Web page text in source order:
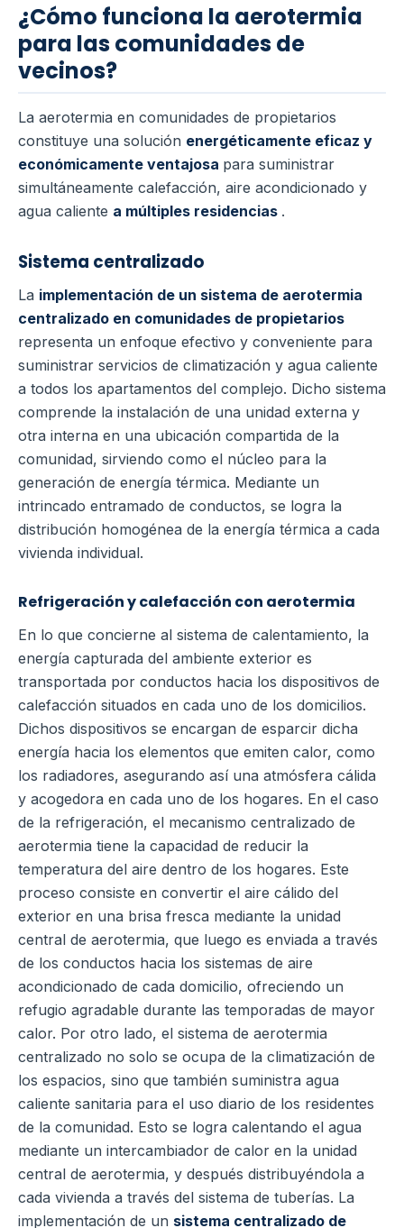
¿Cómo funciona la aerotermia
para las comunidades de
vecinos?
La aerotermia en comunidades de propietarios
constituye una solución energéticamente eficaz y
económicamente ventajosa para suministrar
simultáneamente calefacción, aire acondicionado y
agua caliente a múltiples residencias .
Sistema centralizado
La implementación de un sistema de aerotermia
centralizado en comunidades de propietarios
representa un enfoque efectivo y conveniente para
suministrar servicios de climatización y agua caliente
a todos los apartamentos del complejo. Dicho sistema
comprende la instalación de una unidad externa y
otra interna en una ubicación compartida de la
comunidad, sirviendo como el núcleo para la
generación de energía térmica. Mediante un
intrincado entramado de conductos, se logra la
distribución homogénea de la energía térmica a cada
vivienda individual.
Refrigeración y calefacción con aerotermia
En lo que concierne al sistema de calentamiento, la
energía capturada del ambiente exterior es
transportada por conductos hacia los dispositivos de
calefacción situados en cada uno de los domicilios.
Dichos dispositivos se encargan de esparcir dicha
energía hacia los elementos que emiten calor, como
los radiadores, asegurando así una atmósfera cálida
y acogedora en cada uno de los hogares. En el caso
de la refrigeración, el mecanismo centralizado de
aerotermia tiene la capacidad de reducir la
temperatura del aire dentro de los hogares. Este
proceso consiste en convertir el aire cálido del
exterior en una brisa fresca mediante la unidad
central de aerotermia, que luego es enviada a través
de los conductos hacia los sistemas de aire
acondicionado de cada domicilio, ofreciendo un
refugio agradable durante las temporadas de mayor
calor. Por otro lado, el sistema de aerotermia
centralizado no solo se ocupa de la climatización de
los espacios, sino que también suministra agua
caliente sanitaria para el uso diario de los residentes
de la comunidad. Esto se logra calentando el agua
mediante un intercambiador de calor en la unidad
central de aerotermia, y después distribuyéndola a
cada vivienda a través del sistema de tuberías. La
implementación de un sistema centralizado de